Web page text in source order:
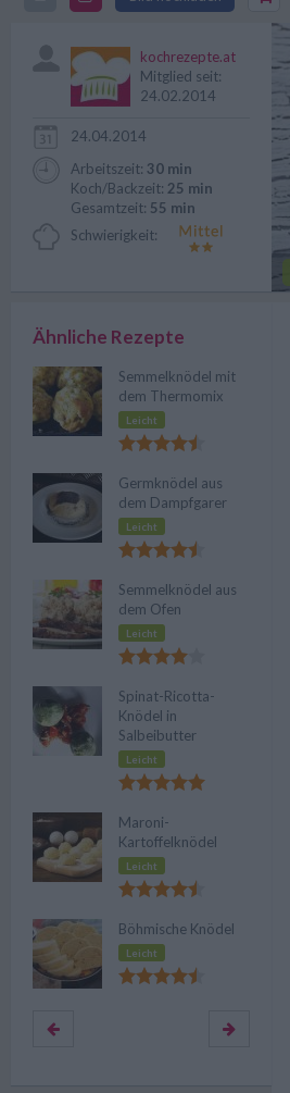
kochrezepte.at
Mitglied seit:
24.02.2014
24.04.2014
Arbeitszeit: 30 min
Koch/Backzeit: 25 min
Gesamtzeit: 55 min
Schwierigkeit:
Ähnliche Rezepte
Semmelknödel mit
dem Thermomix
Leicht
Germknödel aus
dem Dampfgarer
Leicht
Semmelknödel aus
dem Ofen
Leicht
Spinat-Ricotta-
Knödel in
Salbeibutter
Leicht
Maroni-
Kartoffelknödel
Leicht
Böhmische Knödel
Leicht